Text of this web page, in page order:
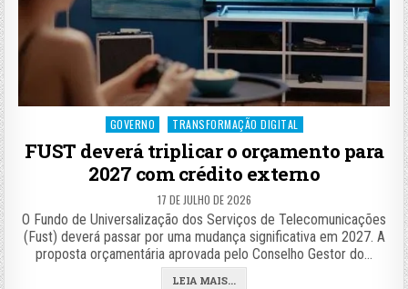
Posted
GOVERNO TRANSFORMAÇÃO DIGITAL
FUST deverá triplicar o orçamento para
2027 com crédito externo
17 DE JULHO DE 2026
O Fundo de Universalização dos Serviços de Telecomunicações
(Fust) deverá passar por uma mudança significativa em 2027. A
proposta orçamentária aprovada pelo Conselho Gestor do…
LEIA MAIS...